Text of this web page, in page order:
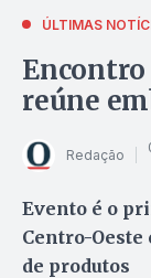
ÚLTIMAS
reúne
Redação
Evento é o
Centro-
de produtos